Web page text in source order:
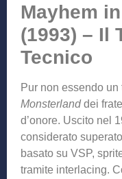
Mayhem
(1993) – Il
Tecnico
Pur non essendo un
Monsterlanddei
d’onore. Uscito nel
considerato
basato su VSP,
tramite interlacing.